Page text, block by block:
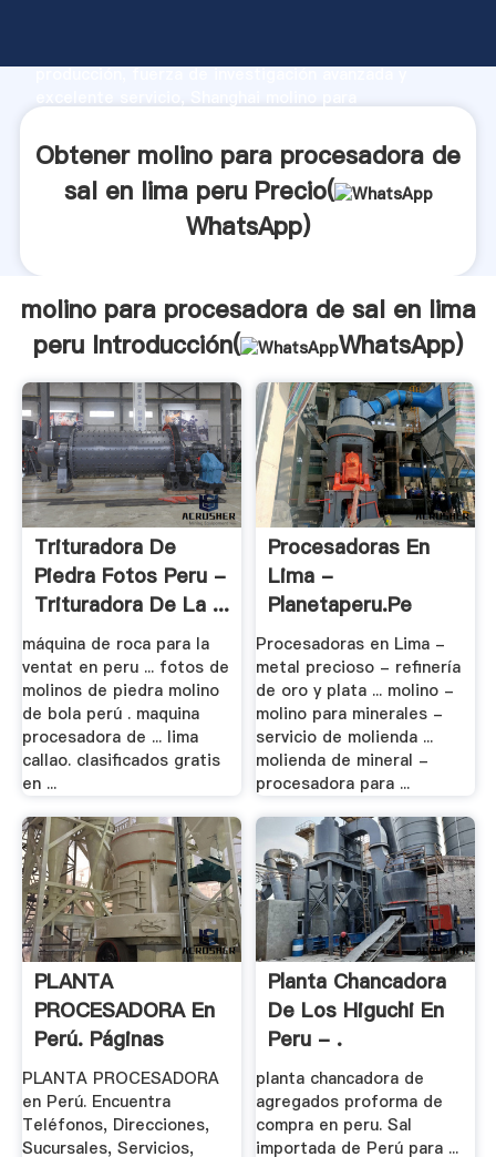
producción, fuerza de investigación avanzada y
valor y aporta valores a todos los clientes.
Obtener molino para procesadora de
sal en lima peru Precio(
WhatsApp)
molino para procesadora de sal en lima
peru Introducción(
WhatsApp)
Trituradora De
Piedra Fotos Peru -
Trituradora De La ...
máquina de roca para la
ventat en peru ... fotos de
molinos de piedra molino
de bola perú . maquina
procesadora de ... lima
callao. clasificados gratis
en ...
Procesadoras En
Lima -
Planetaperu.pe
Procesadoras en Lima -
metal precioso - refinería
de oro y plata ... molino -
molino para minerales -
servicio de molienda ...
molienda de mineral -
procesadora para ...
PLANTA
PROCESADORA En
Perú. Páginas
Amarillas
PLANTA PROCESADORA
en Perú. Encuentra
Teléfonos, Direcciones,
Sucursales, Servicios,
Planta Chancadora
De Los Higuchi En
Peru - .
planta chancadora de
agregados proforma de
compra en peru. Sal
importada de Perú para ...